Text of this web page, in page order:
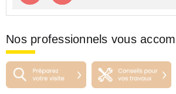
Nos professionnels vous